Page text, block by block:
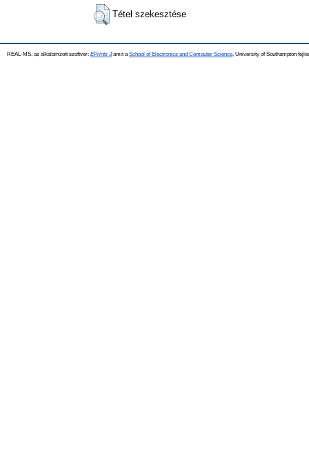
Tétel szekesztése
REAL-MS, az alkalamzott szoftver: EPrints 3amit a School of Electronics and Computer Science , University of Southampton